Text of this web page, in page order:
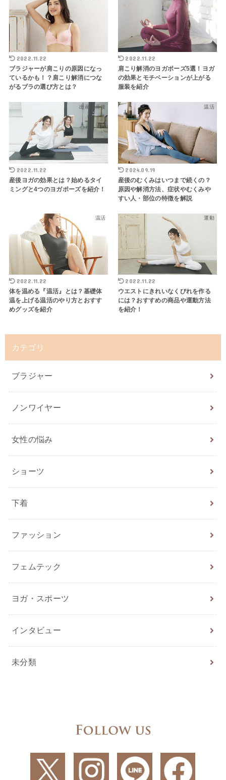
2022.11.22
ブラジャーが肩こりの原因になっ
ているかも！？肩こり解消につな
がるブラの選び方とは？
2022.11.22
肩こり解消のヨガポーズ5選！ヨガ
の効果とモチベーションが上がる
服装を紹介
出産・産後
2022.11.22
産後ヨガの効果とは？始めるタイ
ミングと4つのヨガポーズを紹介！
温活
2024.09.19
産後のむくみはいつまで続くの？
原因や解消方法、症状やむくみや
すい人・部位の特徴を解説
温活
2022.11.22
体を温める『温活』とは？基礎体
温を上げる温活のやり方とおすす
めグッズを紹介
運動
2022.11.22
ウエストにきれいなくびれを作る
には？おすすめの商品や運動方法
を紹介！
カテゴリ
ブラジャー
ノンワイヤー
女性の悩み
ショーツ
下着
ファッション
フェムテック
ヨガ・スポーツ
インタビュー
未分類